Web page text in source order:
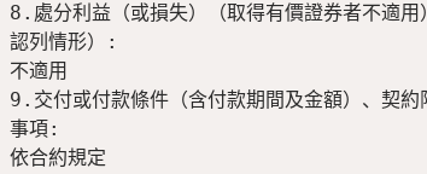
8.處分利益（或損失）（取得有價證券者不適用
認列情形）:
不適用
9.交付或付款條件（含付款期間及金額）、契約
事項:
依合約規定